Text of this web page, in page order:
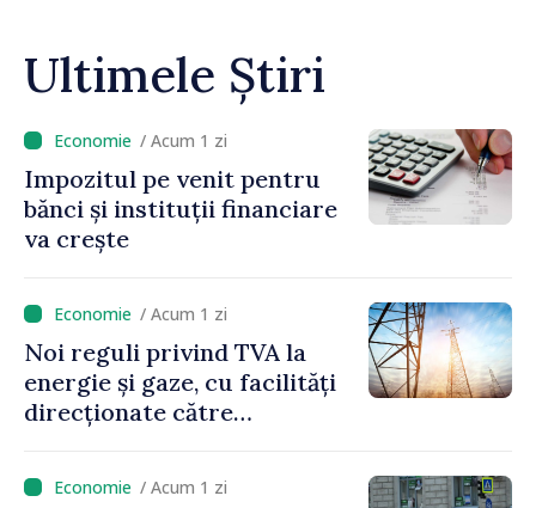
Ultimele Știri
/ Acum 1 zi
Impozitul pe venit pentru
bănci și instituții financiare
va crește
/ Acum 1 zi
Noi reguli privind TVA la
energie și gaze, cu facilități
direcționate către
/ Acum 1 zi